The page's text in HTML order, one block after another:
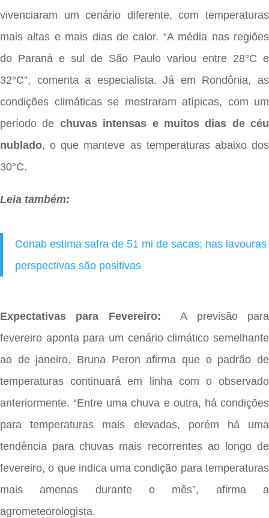
vivenciaram um cenário diferente, com temperaturas
mais altas e mais dias de calor. “A média nas regiões
do Paraná e sul de São Paulo variou entre 28°C e
32°C”, comenta a especialista. Já em Rondônia, as
condições climáticas se mostraram atípicas, com um
período de chuvas intensas e muitos dias de céu
nublado, o que manteve as temperaturas abaixo dos
30°C.
Leia também:
Conab estima safra de 51 mi de sacas; nas lavouras
perspectivas são positivas
Expectativas para Fevereiro:A previsão para
fevereiro aponta para um cenário climático semelhante
ao de janeiro. Bruna Peron afirma que o padrão de
temperaturas continuará em linha com o observado
anteriormente. “Entre uma chuva e outra, há condições
para temperaturas mais elevadas, porém há uma
tendência para chuvas mais recorrentes ao longo de
fevereiro, o que indica uma condição para temperaturas
mais amenas durante o mês”, afirma a
agrometeorologista.